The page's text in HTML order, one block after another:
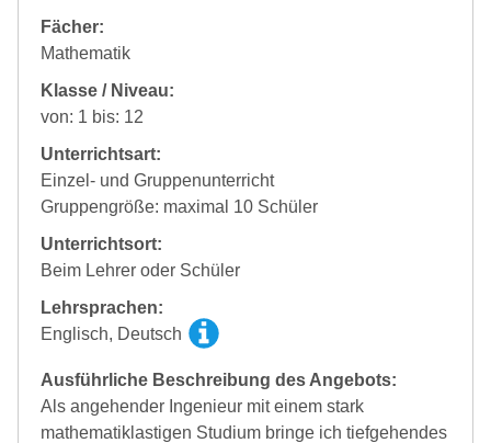
Fächer:
Mathematik
Klasse / Niveau:
von: 1 bis: 12
Unterrichtsart:
Einzel- und Gruppenunterricht
Gruppengröße: maximal 10 Schüler
Unterrichtsort:
Beim Lehrer oder Schüler
Lehrsprachen:
Englisch, Deutsch
Ausführliche Beschreibung des Angebots:
Als angehender Ingenieur mit einem stark
mathematiklastigen Studium bringe ich tiefgehendes